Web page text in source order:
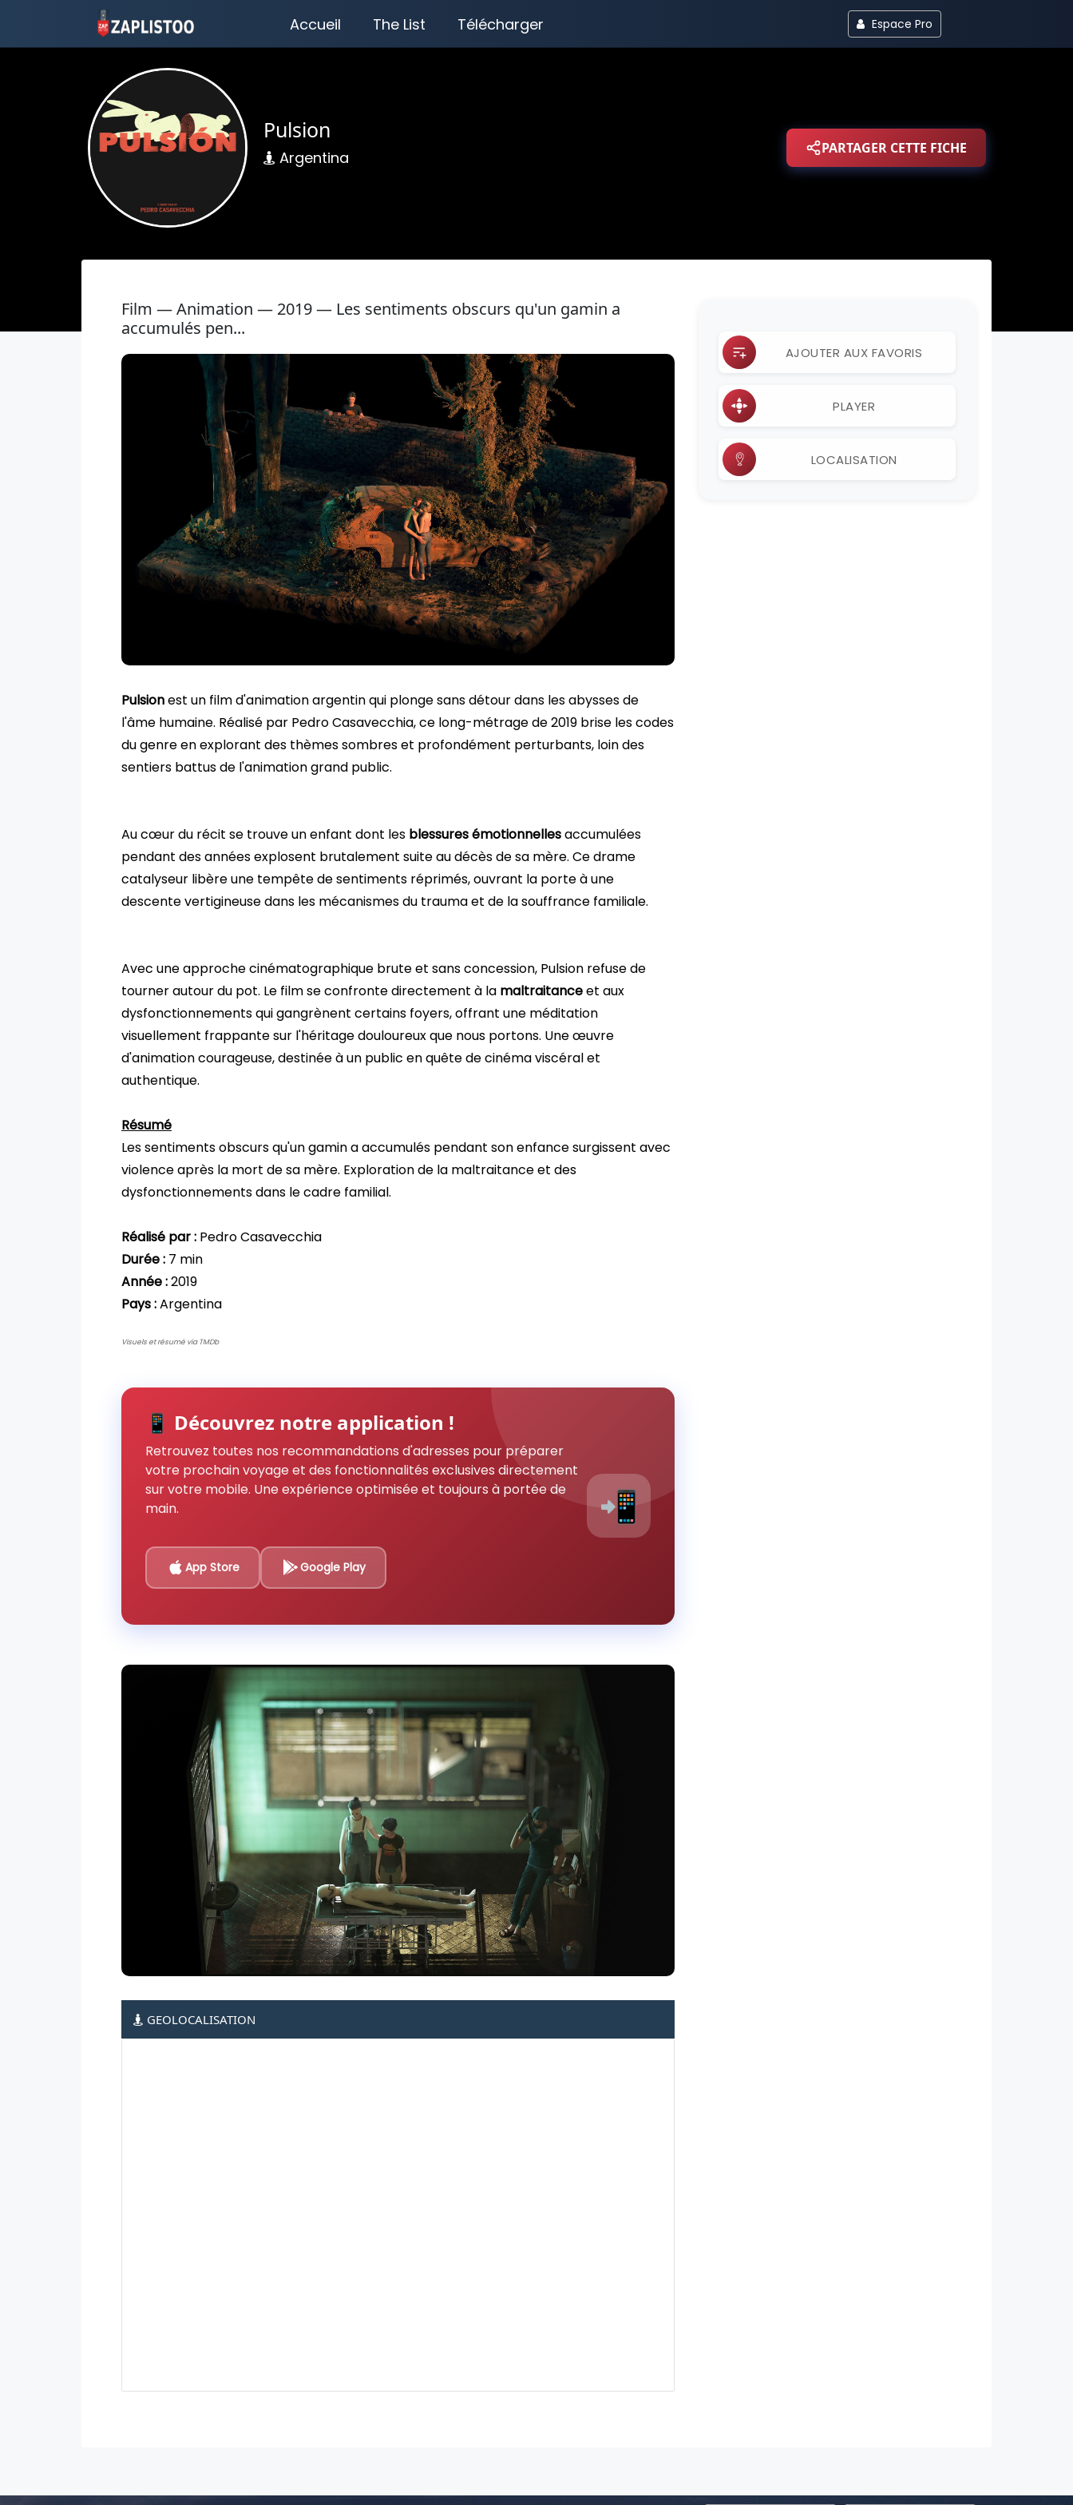
Accueil The List Télécharger Espace Pro
Pulsion
Argentina PARTAGER CETTE FICHE
Film — Animation — 2019 — Les sentiments obscurs qu'un gamin a
accumulés pen...
Pulsionest un film d'animation argentin qui plonge sans détour dans les abysses de
l'âme humaine. Réalisé par Pedro Casavecchia, ce long-métrage de 2019 brise les codes
du genre en explorant des thèmes sombres et profondément perturbants, loin des
sentiers battus de l'animation grand public.
Au cœur du récit se trouve un enfant dont les blessures émotionnellesaccumulées
pendant des années explosent brutalement suite au décès de sa mère. Ce drame
catalyseur libère une tempête de sentiments réprimés, ouvrant la porte à une
descente vertigineuse dans les mécanismes du trauma et de la souffrance familiale.
Avec une approche cinématographique brute et sans concession, Pulsion refuse de
tourner autour du pot. Le film se confronte directement à la maltraitanceet aux
dysfonctionnements qui gangrènent certains foyers, offrant une méditation
visuellement frappante sur l'héritage douloureux que nous portons. Une œuvre
d'animation courageuse, destinée à un public en quête de cinéma viscéral et
authentique.
Résumé
Les sentiments obscurs qu'un gamin a accumulés pendant son enfance surgissent avec
violence après la mort de sa mère. Exploration de la maltraitance et des
dysfonctionnements dans le cadre familial.
Réalisé par : Pedro Casavecchia
Durée : 7 min
Année :2019
Pays :Argentina
Visuels et résumé via TMDb
📱 Découvrez notre application !
Retrouvez toutes nos recommandations d'adresses pour préparer
votre prochain voyage et des fonctionnalités exclusives directement
sur votre mobile. Une expérience optimisée et toujours à portée de
main.
App Store Google Play
📲
GEOLOCALISATION
AJOUTER AUX FAVORIS
PLAYER
LOCALISATION